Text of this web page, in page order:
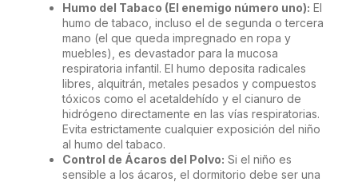
Humo del Tabaco (El enemigo número uno): El
humo de tabaco, incluso el de segunda o tercera
mano (el que queda impregnado en ropa y
muebles), es devastador para la mucosa
respiratoria infantil. El humo deposita radicales
libres, alquitrán, metales pesados y compuestos
tóxicos como el acetaldehído y el cianuro de
hidrógeno directamente en las vías respiratorias.
Evita estrictamente cualquier exposición del niño
al humo del tabaco.
Control de Ácaros del Polvo: Si el niño es
sensible a los ácaros, el dormitorio debe ser una